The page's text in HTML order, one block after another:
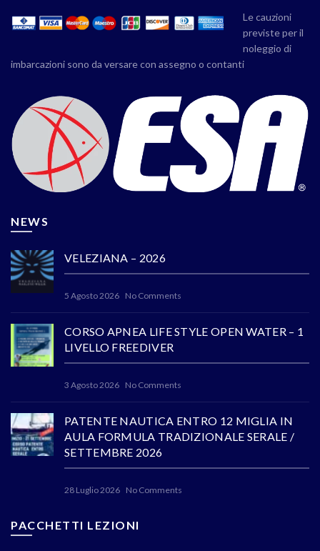
Le cauzioni
previste per il
noleggio di
imbarcazioni sono da versare con assegno o contanti
NEWS
VELEZIANA – 2026
5 Agosto 2026 No Comments
CORSO APNEA LIFE STYLE OPEN WATER – 1
LIVELLO FREEDIVER
3 Agosto 2026 No Comments
PATENTE NAUTICA ENTRO 12 MIGLIA IN
AULA FORMULA TRADIZIONALE SERALE /
SETTEMBRE 2026
28 Luglio 2026 No Comments
PACCHETTI LEZIONI